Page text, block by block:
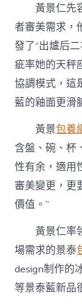
黃景仁先
者審美需求，
發了“出爐后
疵率她的天秤
協調模式，這
藍的釉面更滑
黃景包養
含盤、碗、杯
性有余，適用
審美變更，更
價值。”
黃景仁率
場需求的景泰
design制作的
等景泰藍新品